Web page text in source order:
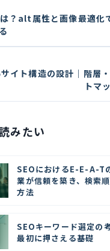
？alt属性と画像最適化
イト構造の設計｜階層
トマ
みたい
SEOにおけるE-E-A-T
業が信頼を築き、検索
方法
SEOキーワード選定の
最初に押さえる基礎